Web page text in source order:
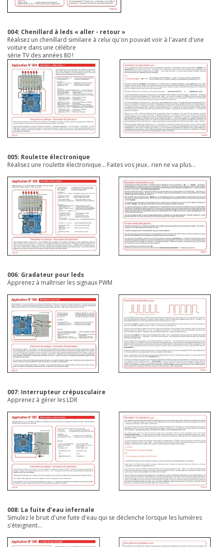
004: Chenillard à leds « aller - retour »
Réalisez un chenillard similaire à celui qu'on pouvait voir à l'avant d'une
voiture dans une célèbre
série TV des années 80 !
005: Roulette électronique
Réalisez une roulette électronique... Faites vos jeux.. rien ne va plus...
006: Gradateur pour leds
Apprenez à maîtriser les signaux PWM
007: Interrupteur crépusculaire
Apprenez à gérer les LDR
008: La fuite d’eau infernale
Simulez le bruit d'une fuite d'eau qui se déclenche lorsque les lumières
s'éteignent...